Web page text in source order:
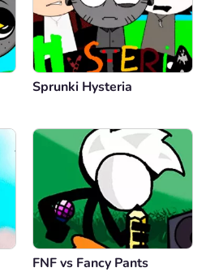
Sprunki Hysteria
FNF vs Fancy Pants